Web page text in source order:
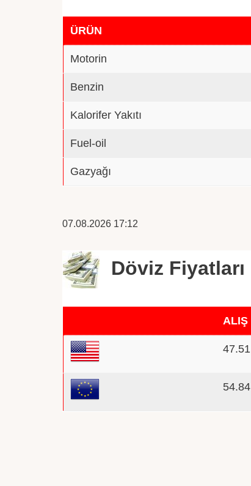
ÜRÜN
Motorin
Benzin
Kalorifer Yakıtı
Fuel-oil
Gazyağı
07.08.2026 17:12
Döviz Fiyatları
ALIŞ
47.51
54.84